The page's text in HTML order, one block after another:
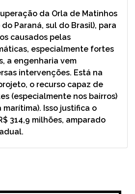
da Orla de Matinhos
Paraná, sul do Brasil), para
causados pelas
especialmente fortes
a engenharia vem
intervenções. Está na
o recurso capaz de
(especialmente nos bairros)
marítima). Isso justifica o
314,9 milhões, amparado